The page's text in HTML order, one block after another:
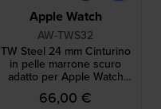
Apple Watch
AW-TWS32
TW Steel 24 mm Cinturino
in pelle marrone scuro
adatto per Apple Watch
misura 2
66,00 €